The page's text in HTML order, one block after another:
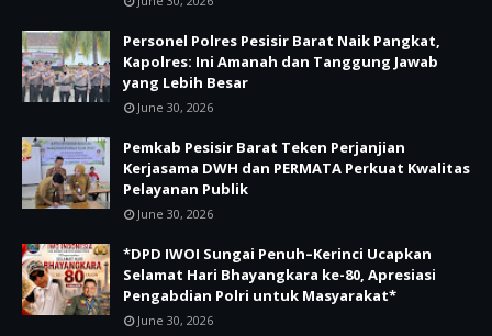
Personel Polres Pesisir Barat Naik Pangkat,
Kapolres: Ini Amanah dan Tanggung Jawab
yang Lebih Besar
June 30, 2026
Pemkab Pesisir Barat Teken Perjanjian
Kerjasama DWH dan PERMATA Perkuat Kwalitas
Pelayanan Publik
June 30, 2026
*DPD IWOI Sungai Penuh–Kerinci Ucapkan
Selamat Hari Bhayangkara ke-80, Apresiasi
Pengabdian Polri untuk Masyarakat*
June 30, 2026